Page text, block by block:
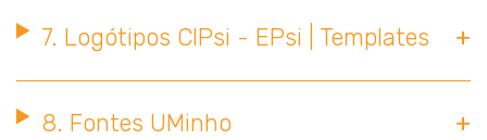
7. Logótipos CIPsi - EPsi | Templates
8. Fontes UMinho